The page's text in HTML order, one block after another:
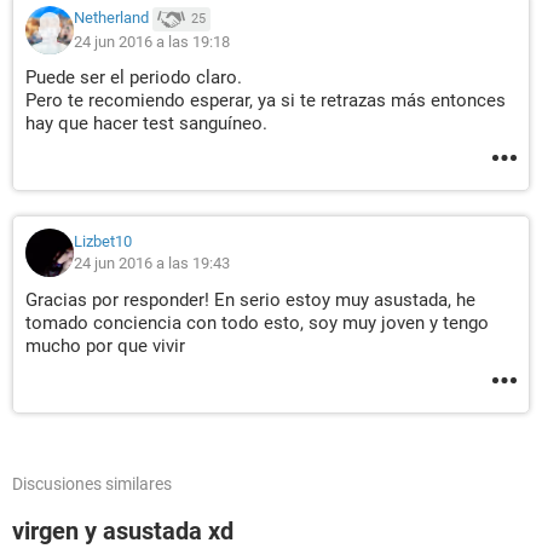
Netherland 25
24 jun 2016 a las 19:18
Puede ser el periodo claro.
Pero te recomiendo esperar, ya si te retrazas más entonces
hay que hacer test sanguíneo.
Lizbet10
24 jun 2016 a las 19:43
Gracias por responder! En serio estoy muy asustada, he
tomado conciencia con todo esto, soy muy joven y tengo
mucho por que vivir
Discusiones similares
virgen y asustada xd